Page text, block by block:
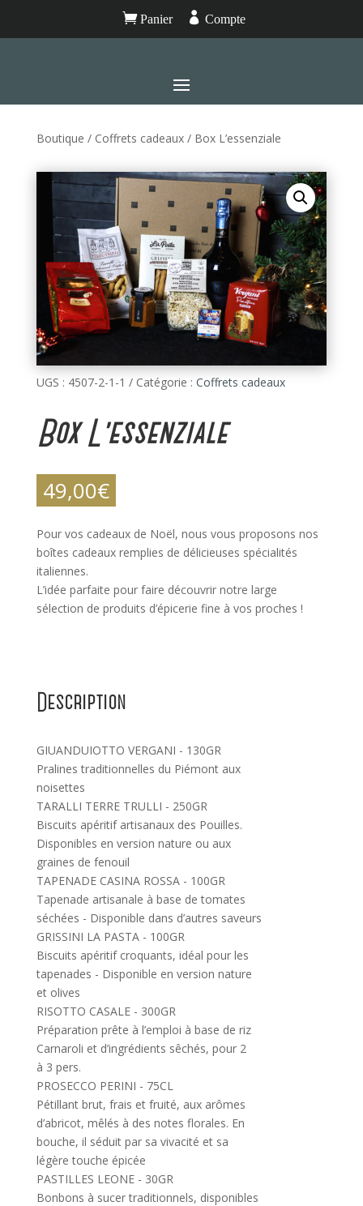
Panier  Compte
Boutique / Coffrets cadeaux/ Box L’essenziale
UGS : 4507-2-1-1 Catégorie : Coffrets cadeaux
Box L’essenziale
49,00€
Pour vos cadeaux de Noël, nous vous proposons nos
boîtes cadeaux remplies de délicieuses spécialités
italiennes.
L’idée parfaite pour faire découvrir notre large
sélection de produits d’épicerie fine à vos proches !
Description
GIUANDUIOTTO VERGANI - 130GR
Pralines traditionnelles du Piémont aux
noisettes
TARALLI TERRE TRULLI - 250GR
Biscuits apéritif artisanaux des Pouilles.
Disponibles en version nature ou aux
graines de fenouil
TAPENADE CASINA ROSSA - 100GR
Tapenade artisanale à base de tomates
séchées - Disponible dans d’autres saveurs
GRISSINI LA PASTA - 100GR
Biscuits apéritif croquants, idéal pour les
tapenades - Disponible en version nature
et olives
RISOTTO CASALE - 300GR
Préparation prête à l’emploi à base de riz
Carnaroli et d’ingrédients sêchés, pour 2
à 3 pers.
PROSECCO PERINI - 75CL
Pétillant brut, frais et fruité, aux arômes
d’abricot, mêlés à des notes florales. En
bouche, il séduit par sa vivacité et sa
légère touche épicée
PASTILLES LEONE - 30GR
Bonbons à sucer traditionnels, disponibles